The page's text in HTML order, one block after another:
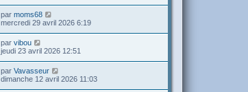
par moms68
mercredi 29 avril 2026 6:19
par vibou
jeudi 23 avril 2026 12:51
par Vavasseur
dimanche 12 avril 2026 11:03